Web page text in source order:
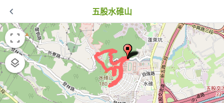
五股水碓山